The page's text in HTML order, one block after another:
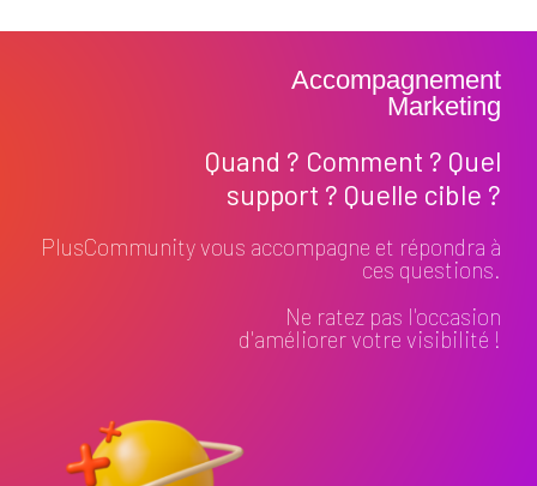
Accompagnement
Marketing
Quand ? Comment ? Quel
support ? Quelle cible ?
PlusCommunity vous accompagne et répondra à
ces questions.
Ne ratez pas l'occasion
d'améliorer votre visibilité !